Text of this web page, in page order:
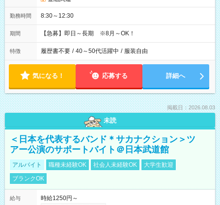
勤務時間 8:30～12:30
期間 【急募】即日～長期 ※8月～OK！
特徴 履歴書不要 / 40～50代活躍中 / 服装自由
気になる！ 応募する 詳細へ
掲載日：2026.08.03
未読
＜日本を代表するバンド＊サカナクション＞ツ
アー公演のサポートバイト＠日本武道館
アルバイト 職種未経験OK 社会人未経験OK
大学生歓迎
ブランクOK
給与
時給1250円～